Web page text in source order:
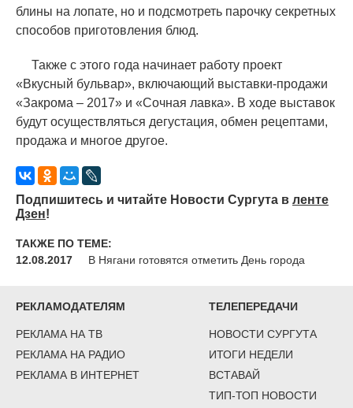
блины на лопате, но и подсмотреть парочку секретных
способов приготовления блюд.
Также с этого года начинает работу проект
«Вкусный бульвар», включающий выставки-продажи
«Закрома – 2017» и «Сочная лавка». В ходе выставок
будут осуществляться дегустация, обмен рецептами,
продажа и многое другое.
Подпишитесь и читайте Новости Сургута в ленте
Дзен!
ТАКЖЕ ПО ТЕМЕ:
12.08.2017
В Нягани готовятся отметить День города
РЕКЛАМОДАТЕЛЯМ
РЕКЛАМА НА ТВ
РЕКЛАМА НА РАДИО
РЕКЛАМА В ИНТЕРНЕТ
ТЕЛЕПЕРЕДАЧИ
НОВОСТИ СУРГУТА
ИТОГИ НЕДЕЛИ
ВСТАВАЙ
ТИП-ТОП НОВОСТИ